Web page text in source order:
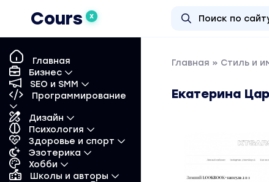
Cours X
Главная
Бизнес
SEO и SMM
Программирование
Дизайн
Психология
Здоровье и спорт
Эзотерика
Хобби
Школы и авторы
Главная » Стиль и
Екатерина